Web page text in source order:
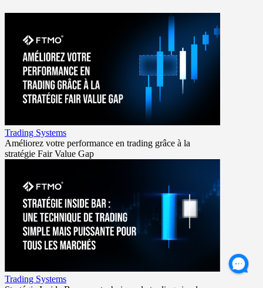
Trading Systems
Améliorez votre performance en trading grâce à la
stratégie Fair Value Gap
Trading Systems